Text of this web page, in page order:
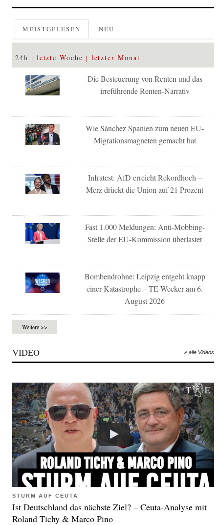
MEISTGELESEN NEU
24h letzte Woche letzter Monat
Die Besteuerung von Renten und das
irreführende Renten-Narrativ
Wie Sánchez Spanien zum neuen EU-
Migrationsmagneten gemacht hat
Infratest: AfD erreicht Rekordhoch –
Merz drückt die Union auf 21 Prozent
Fast 1.000 Meldungen: Anti-Mobbing-
Stelle der EU-Kommission überlastet
Bombendrohne: Leipzig entgeht knapp
einer Katastrophe – TE-Wecker am 6.
August 2026
Weitere >>
VIDEO » alle Videos
STURM AUF CEUTA
Ist Deutschland das nächste Ziel? – Ceuta-Analyse mit
Roland Tichy & Marco Pino